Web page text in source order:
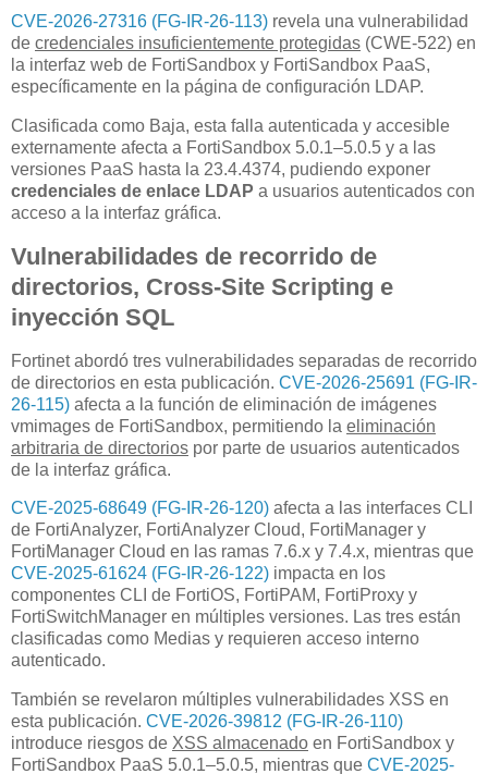
CVE-2026-27316 (FG-IR-26-113) revela una vulnerabilidad
de credenciales insuficientemente protegidas (CWE-522) en
la interfaz web de FortiSandbox y FortiSandbox PaaS,
específicamente en la página de configuración LDAP.
Clasificada como Baja, esta falla autenticada y accesible
externamente afecta a FortiSandbox 5.0.1–5.0.5 y a las
versiones PaaS hasta la 23.4.4374, pudiendo exponer
credenciales de enlace LDAP a usuarios autenticados con
acceso a la interfaz gráfica.
Vulnerabilidades de recorrido de
directorios, Cross-Site Scripting e
inyección SQL
Fortinet abordó tres vulnerabilidades separadas de recorrido
de directorios en esta publicación. CVE-2026-25691 (FG-IR-
26-115) afecta a la función de eliminación de imágenes
vmimages de FortiSandbox, permitiendo la eliminación
arbitraria de directorios por parte de usuarios autenticados
de la interfaz gráfica.
CVE-2025-68649 (FG-IR-26-120) afecta a las interfaces CLI
de FortiAnalyzer, FortiAnalyzer Cloud, FortiManager y
FortiManager Cloud en las ramas 7.6.x y 7.4.x, mientras que
CVE-2025-61624 (FG-IR-26-122) impacta en los
componentes CLI de FortiOS, FortiPAM, FortiProxy y
FortiSwitchManager en múltiples versiones. Las tres están
clasificadas como Medias y requieren acceso interno
autenticado.
También se revelaron múltiples vulnerabilidades XSS en
esta publicación. CVE-2026-39812 (FG-IR-26-110)
introduce riesgos de XSS almacenado en FortiSandbox y
FortiSandbox PaaS 5.0.1–5.0.5, mientras que CVE-2025-